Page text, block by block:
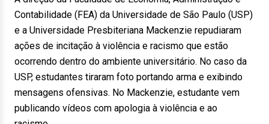
Contabilidade (FEA) da Universidade de São Paulo (USP)
e a Universidade Presbiteriana Mackenzie repudiaram
ações de incitação à violência e racismo que estão
ocorrendo dentro do ambiente universitário. No caso da
USP, estudantes tiraram foto portando arma e exibindo
mensagens ofensivas. No Mackenzie, estudante vem
publicando vídeos com apologia à violência e ao